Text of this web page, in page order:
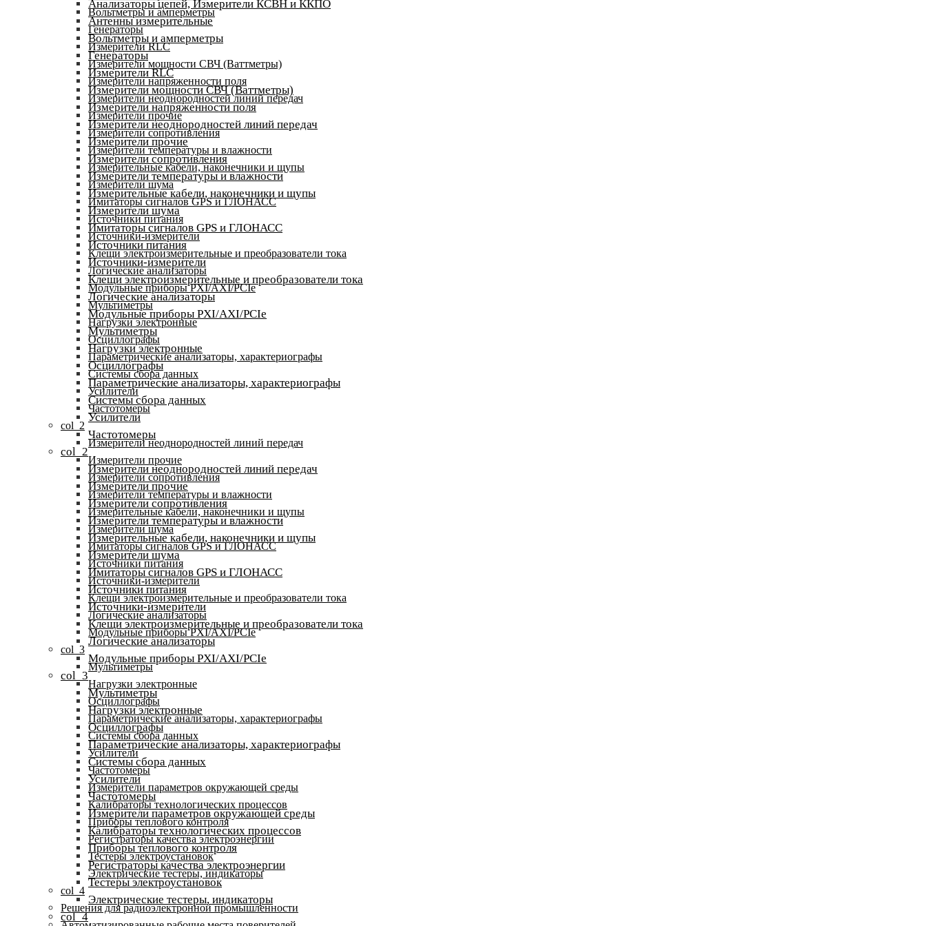
Вольтметры и амперметры
Генераторы
Измерители RLC
Измерители мощности СВЧ (Ваттметры)
Измерители напряженности поля
Измерители неоднородностей линий передач
Измерители прочие
Измерители сопротивления
Измерители температуры и влажности
Измерительные кабели, наконечники и щупы
Измерители шума
Имитаторы сигналов GPS и ГЛОНАСС
Источники питания
Источники-измерители
Клещи электроизмерительные и преобразователи тока
Логические анализаторы
Модульные приборы PXI/AXI/PCIe
Мультиметры
Нагрузки электронные
Осциллографы
Параметрические анализаторы, характериографы
Системы сбора данных
Усилители
Частотомеры
col_2
Измерители неоднородностей линий передач
Измерители прочие
Измерители сопротивления
Измерители температуры и влажности
Измерительные кабели, наконечники и щупы
Измерители шума
Имитаторы сигналов GPS и ГЛОНАСС
Источники питания
Источники-измерители
Клещи электроизмерительные и преобразователи тока
Логические анализаторы
Модульные приборы PXI/AXI/PCIe
col_3
Мультиметры
Нагрузки электронные
Осциллографы
Параметрические анализаторы, характериографы
Системы сбора данных
Усилители
Частотомеры
Измерители параметров окружающей среды
Калибраторы технологических процессов
Приборы теплового контроля
Регистраторы качества электроэнергии
Тестеры электроустановок
Электрические тестеры, индикаторы
col_4
Решения для радиоэлектронной промышленности
Анализаторы цепей, Измерители КСВН и ККПО
Антенны измерительные
Вольтметры и амперметры
Генераторы
Измерители RLC
Измерители мощности СВЧ (Ваттметры)
Измерители напряженности поля
Измерители неоднородностей линий передач
Измерители прочие
Измерители сопротивления
Измерители температуры и влажности
Измерительные кабели, наконечники и щупы
Измерители шума
Имитаторы сигналов GPS и ГЛОНАСС
Источники питания
Источники-измерители
Клещи электроизмерительные и преобразователи тока
Логические анализаторы
Модульные приборы PXI/AXI/PCIe
Мультиметры
Нагрузки электронные
Осциллографы
Параметрические анализаторы, характериографы
Системы сбора данных
Усилители
Частотомеры
col_2
Измерители неоднородностей линий передач
Измерители прочие
Измерители сопротивления
Измерители температуры и влажности
Измерительные кабели, наконечники и щупы
Измерители шума
Имитаторы сигналов GPS и ГЛОНАСС
Источники питания
Источники-измерители
Клещи электроизмерительные и преобразователи тока
Логические анализаторы
Модульные приборы PXI/AXI/PCIe
col_3
Мультиметры
Нагрузки электронные
Осциллографы
Параметрические анализаторы, характериографы
Системы сбора данных
Усилители
Частотомеры
Измерители параметров окружающей среды
Калибраторы технологических процессов
Приборы теплового контроля
Регистраторы качества электроэнергии
Тестеры электроустановок
Электрические тестеры, индикаторы
col_4